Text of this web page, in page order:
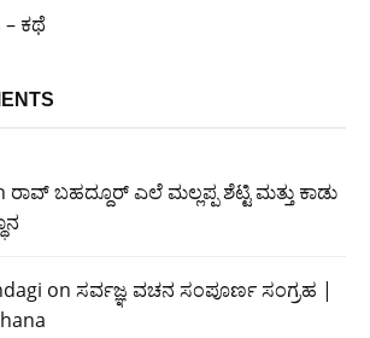
– ಕಥೆ
ರಾವ್ ಬಹದ್ದೂರ್ ಎಲೆ ಮಲ್ಲಪ್ಪ ಶೆಟ್ಟಿ ಮತ್ತು ಕಾಡು
on ಸರ್ವಜ್ಞ ವಚನ ಸಂಪೂರ್ಣ ಸಂಗ್ರಹ |